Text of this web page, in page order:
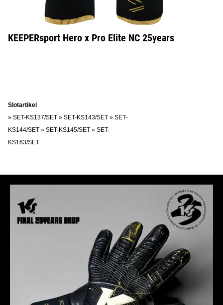
KEEPERsport Hero x Pro Elite NC 25years
Slotartikel
» SET-KS137/SET » SET-KS143/SET » SET-
KS144/SET » SET-KS145/SET » SET-
KS163/SET